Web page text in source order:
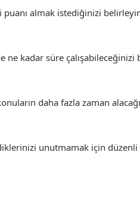
almak istediğinizi
ne kadar süre
daha fazla zaman
unutmamak için düzenli